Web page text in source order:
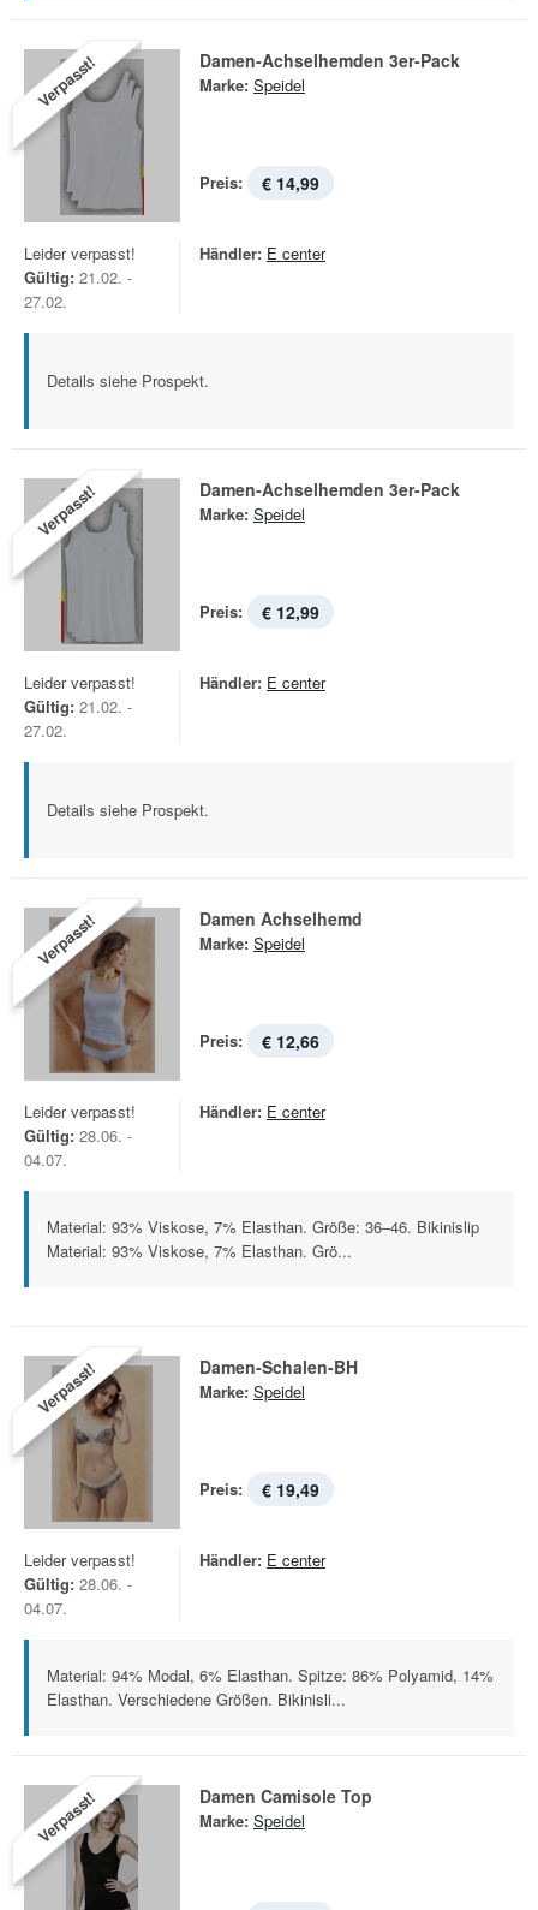
Verpasst! Damen-Achselhemden 3er-Pack
Marke: Speidel
Preis: € 14,99
Leider verpasst!
Gültig: 21.02. -
27.02.
Händler: E center
Details siehe Prospekt.
Verpasst! Damen-Achselhemden 3er-Pack
Marke: Speidel
Preis: € 12,99
Leider verpasst!
Gültig: 21.02. -
27.02.
Händler: E center
Details siehe Prospekt.
Verpasst! Damen Achselhemd
Marke: Speidel
Preis: € 12,66
Leider verpasst!
Gültig: 28.06. -
04.07.
Händler: E center
Material: 93% Viskose, 7% Elasthan. Größe: 36–46. Bikinislip
Material: 93% Viskose, 7% Elasthan. Grö...
Verpasst! Damen-Schalen-BH
Marke: Speidel
Preis: € 19,49
Leider verpasst!
Gültig: 28.06. -
04.07.
Händler: E center
Material: 94% Modal, 6% Elasthan. Spitze: 86% Polyamid, 14%
Elasthan. Verschiedene Größen. Bikinisli...
Verpasst! Damen Camisole Top
Marke: Speidel